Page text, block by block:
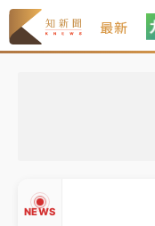
最新
NEWS
有片｜
連根拔起